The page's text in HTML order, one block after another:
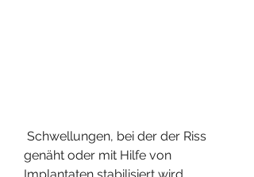
genäht oder mit Hilfe von